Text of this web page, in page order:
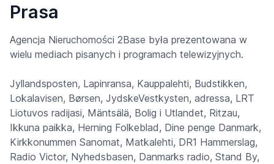
Prasa
Agencja Nieruchomości 2Base była prezentowana w
wielu mediach pisanych i programach telewizyjnych.
Jyllandsposten, Lapinransa, Kauppalehti, Budstikken,
Lokalavisen, Børsen, JydskeVestkysten, adressa, LRT
Liotuvos radijasi, Mäntsälä, Bolig i Utlandet, Ritzau,
Ikkuna paikka, Herning Folkeblad, Dine penge Danmark,
Kirkkonummen Sanomat, Matkalehti, DR1 Hammerslag,
Radio Victor, Nyhedsbasen, Danmarks radio, Stand By,